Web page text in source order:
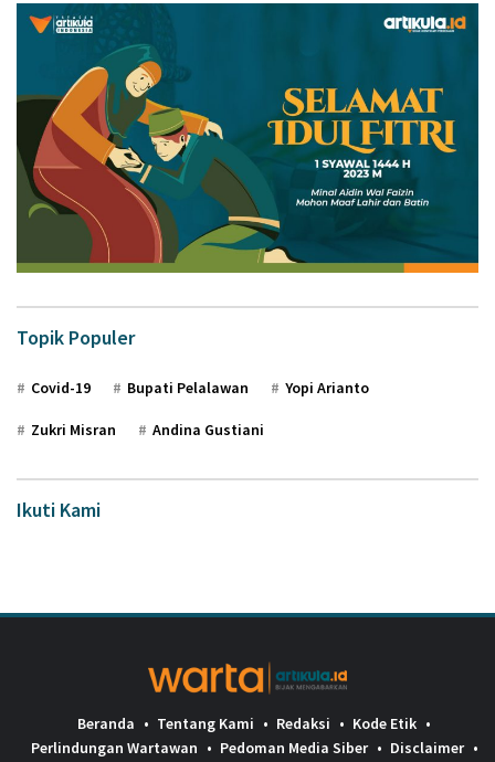
Topik Populer
Covid-19 Bupati Pelalawan Yopi Arianto
Zukri Misran Andina Gustiani
Ikuti Kami
Beranda Tentang Kami Redaksi
Kode Etik
Perlindungan Wartawan
Pedoman Media Siber
Disclaimer